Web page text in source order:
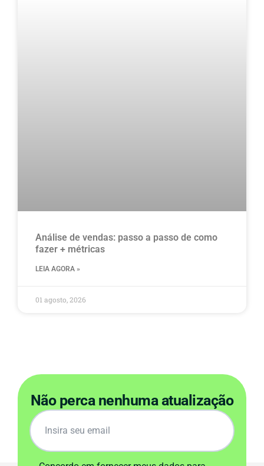
Análise de vendas: passo a passo de como
fazer + métricas
LEIA AGORA »
01 agosto, 2026
Não perca nenhuma atualização